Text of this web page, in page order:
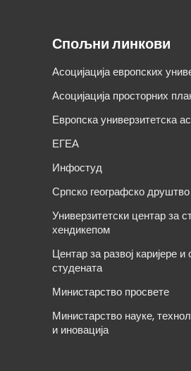
Спољни линкови
Асоцијација европских
Асоцијација просторних
Европска универзитетска
ЕГЕА
Инфостуд
Српско географско друштво
Универзитетски центар за
хендикепом
Центар за развој каријере
студената
Министарство просвете
Министарство науке,
и иновација